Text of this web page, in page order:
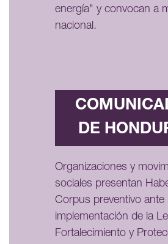
energía" y convocan a
nacional.
DE
Organizaciones y
sociales presentan
Corpus preventivo ante
implementación de la
Fortalecimiento y